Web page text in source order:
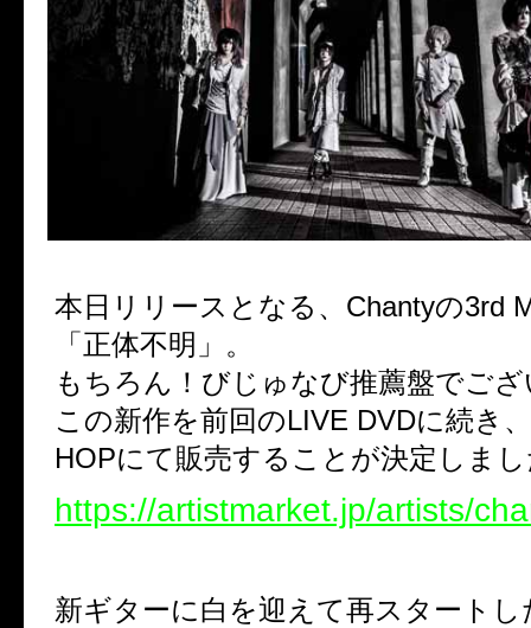
本日リリースとなる、Chantyの3rd
「正体不明」。
もちろん！びじゅなび推薦盤でご
この新作を前回のLIVE DVDに続き
HOPにて販売することが決定しま
https://artistmarket.jp/artists/
新ギターに白を迎えて再スタートし